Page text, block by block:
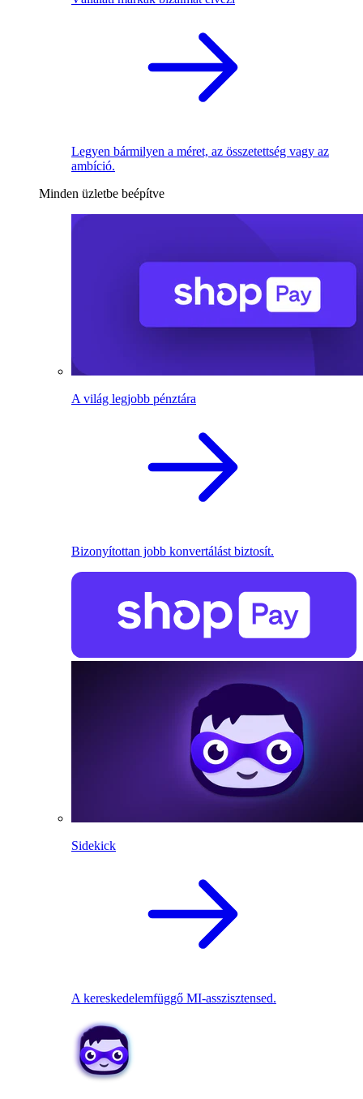
Legyen bármilyen a méret, az összetettség vagy az
ambíció.
Minden üzletbe beépítve
A világ legjobb pénztára
Bizonyítottan jobb konvertálást biztosít.
Sidekick
A kereskedelemfüggő MI-asszisztensed.